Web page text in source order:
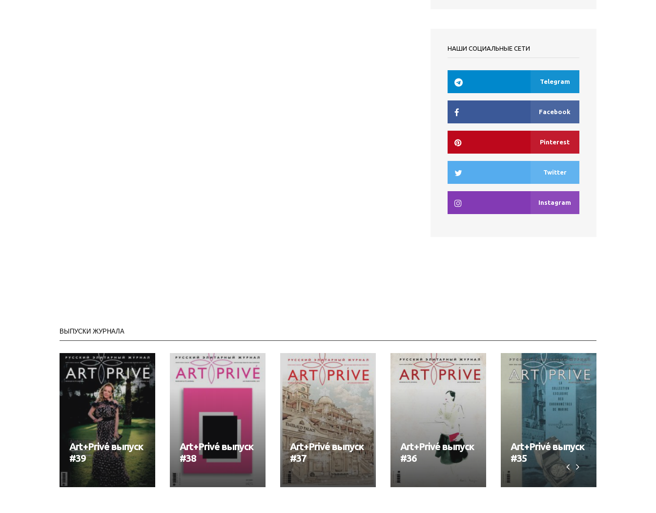
НАШИ СОЦИАЛЬНЫЕ СЕТИ
Telegram
Facebook
Pinterest
Twitter
Instagram
ВЫПУСКИ ЖУРНАЛА
Art+Privé выпуск
#39
Art+Privé выпуск
#38
Art+Privé выпуск
#37
Art+Privé выпуск
#36
Art+Privé выпуск
#35